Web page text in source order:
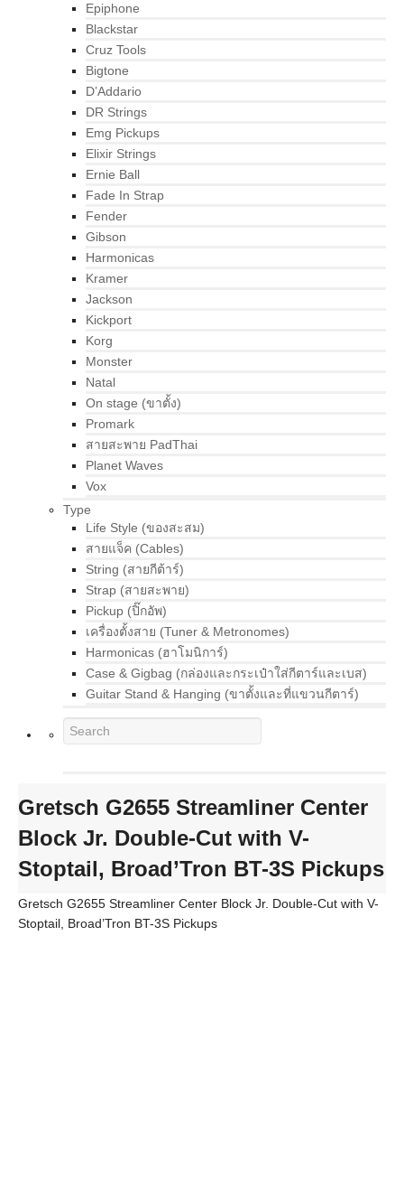
Epiphone
Blackstar
Cruz Tools
Bigtone
D’Addario
DR Strings
Emg Pickups
Elixir Strings
Ernie Ball
Fade In Strap
Fender
Gibson
Harmonicas
Kramer
Jackson
Kickport
Korg
Monster
Natal
On stage (ขาตั้ง)
Promark
สายสะพาย PadThai
Planet Waves
Vox
Type
Life Style (ของสะสม)
สายแจ็ค (Cables)
String (สายกีต้าร์)
Strap (สายสะพาย)
Pickup (ปิ๊กอัพ)
เครื่องตั้งสาย (Tuner & Metronomes)
Harmonicas (ฮาโมนิการ์)
Case & Gigbag (กล่องและกระเป๋าใส่กีตาร์และเบส)
Guitar Stand & Hanging (ขาตั้งและที่แขวนกีตาร์)
Gretsch G2655 Streamliner Center
Block Jr. Double-Cut with V-
Stoptail, Broad’Tron BT-3S Pickups
Gretsch G2655 Streamliner Center Block Jr. Double-Cut with V-
Stoptail, Broad’Tron BT-3S Pickups